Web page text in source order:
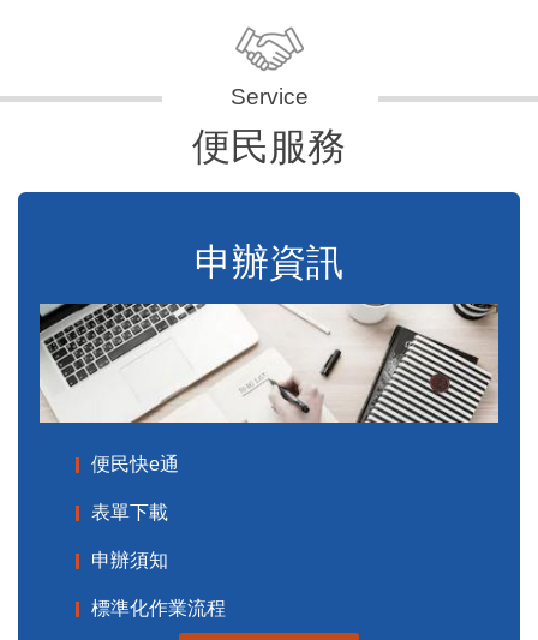
便民服務
申辦資訊
便民快e通
表單下載
申辦須知
標準化作業流程